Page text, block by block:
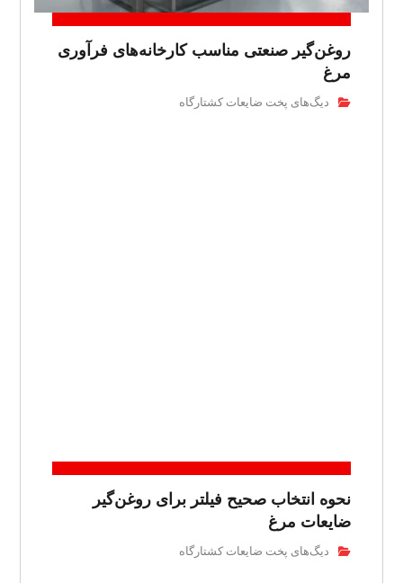
روغن‌گیر صنعتی مناسب کارخانه‌های فرآوری
مرغ
دیگ‌های پخت ضایعات کشتارگاه
نحوه انتخاب صحیح فیلتر برای روغن‌گیر
ضایعات مرغ
دیگ‌های پخت ضایعات کشتارگاه